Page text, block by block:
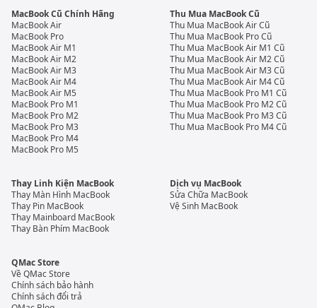
MacBook Cũ Chính Hãng
MacBook Air
MacBook Pro
MacBook Air M1
MacBook Air M2
MacBook Air M3
MacBook Air M4
MacBook Air M5
MacBook Pro M1
MacBook Pro M2
MacBook Pro M3
MacBook Pro M4
MacBook Pro M5
Thu Mua MacBook Cũ
Thu Mua MacBook Air Cũ
Thu Mua MacBook Pro Cũ
Thu Mua MacBook Air M1 Cũ
Thu Mua MacBook Air M2 Cũ
Thu Mua MacBook Air M3 Cũ
Thu Mua MacBook Air M4 Cũ
Thu Mua MacBook Pro M1 Cũ
Thu Mua MacBook Pro M2 Cũ
Thu Mua MacBook Pro M3 Cũ
Thu Mua MacBook Pro M4 Cũ
Thay Linh Kiện MacBook
Thay Màn Hình MacBook
Thay Pin MacBook
Thay Mainboard MacBook
Thay Bàn Phím MacBook
Dịch vụ MacBook
Sửa Chữa MacBook
Vệ Sinh MacBook
QMac Store
Về QMac Store
Chính sách bảo hành
Chính sách đổi trả